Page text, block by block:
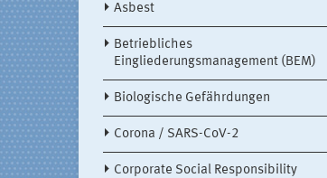
Asbest
Betriebliches
Eingliederungsmanagement (BEM)
Biologische Gefährdungen
Corona / SARS-CoV-2
Corporate Social Responsibility